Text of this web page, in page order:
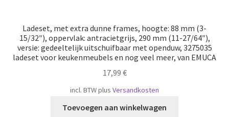
Ladeset, met extra dunne frames, hoogte: 88 mm (3-
15/32″), oppervlak: antracietgrijs, 290 mm (11-27/64″),
versie: gedeeltelijk uitschuifbaar met openduw, 3275035
ladeset voor keukenmeubels en nog veel meer, van EMUCA
17,99 €
incl. BTWplus Versandkosten
Toevoegen aan winkelwagen